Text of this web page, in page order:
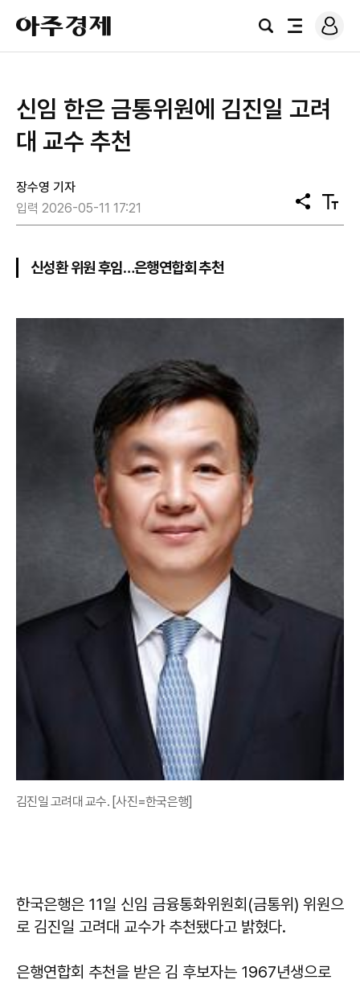
아
주
경
검
전
로
그
신임 한은 금통위원에 김진일 고려
대 교수 추천
장수영 기자
입력 2026-05-11 17:21
공
유
텍
스
신성환 위원 후임…은행연합회 추천
김진일 고려대 교수. [사진=한국은행]
한국은행은 11일 신임 금융통화위원회(금통위) 위원으
로 김진일 고려대 교수가 추천됐다고 밝혔다.
은행연합회 추천을 받은 김 후보자는 1967년생으로